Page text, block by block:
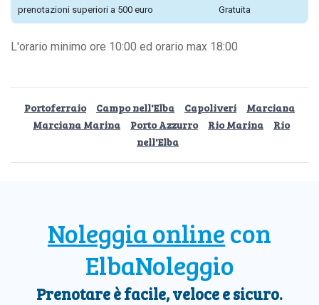
prenotazioni superiori a 500 euro Gratuita
L'orario minimo ore 10:00 ed orario max 18:00
Portoferraio Campo nell'Elba Capoliveri
Marciana
Marciana Marina
Porto Azzurro Rio Marina
Rio
nell'Elba
Noleggia onlinecon
ElbaNoleggio
Prenotare è facile, veloce e sicuro.